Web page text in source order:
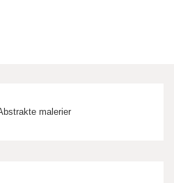
malerier